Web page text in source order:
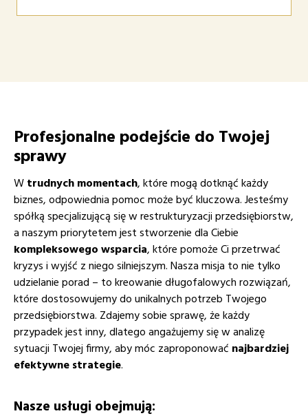
Profesjonalne podejście do Twojej
sprawy
Wtrudnych momentach, które mogą dotknąć każdy
biznes, odpowiednia pomoc może być kluczowa. Jesteśmy
spółką specjalizującą się w restrukturyzacji przedsiębiorstw,
a naszym priorytetem jest stworzenie dla Ciebie
kompleksowego wsparcia, które pomoże Ci przetrwać
kryzys i wyjść z niego silniejszym. Nasza misja to nie tylko
udzielanie porad – to kreowanie długofalowych rozwiązań,
które dostosowujemy do unikalnych potrzeb Twojego
przedsiębiorstwa. Zdajemy sobie sprawę, że każdy
przypadek jest inny, dlatego angażujemy się w analizę
sytuacji Twojej firmy, aby móc zaproponować najbardziej
efektywne strategie.
Nasze usługi obejmują: